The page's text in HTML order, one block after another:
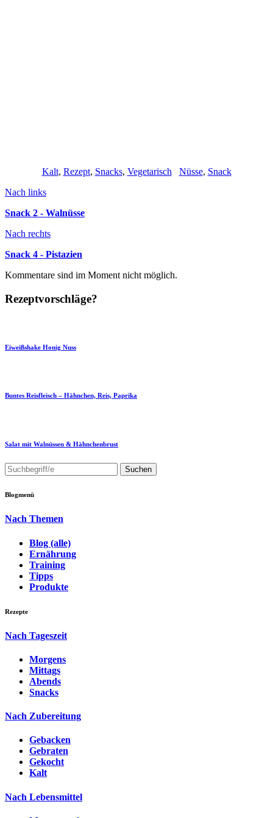
Kalt, Rezept, Snacks, Vegetarisch Nüsse, Snack
Nach links
Snack 2 - Walnüsse
Nach rechts
Snack 4 - Pistazien
Kommentare sind im Moment nicht möglich.
Rezeptvorschläge?
Eiweißshake Honig Nuss
Buntes Reisfleisch – Hähnchen, Reis, Paprika
Salat mit Walnüssen & Hähnchenbrust
Blogmenü
Nach Themen
Blog (alle)
Ernährung
Training
Tipps
Produkte
Rezepte
Nach Tageszeit
Morgens
Mittags
Abends
Snacks
Nach Zubereitung
Gebacken
Gebraten
Gekocht
Kalt
Nach Lebensmittel